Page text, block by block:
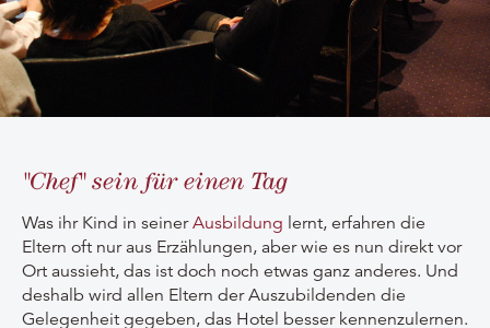
"Chef" sein für einen Tag
Was ihr Kind in seinerAusbildung lernt, erfahren die
Eltern oft nur aus Erzählungen, aber wie es nun direkt vor
Ort aussieht, das ist doch noch etwas ganz anderes. Und
deshalb wird allen Eltern der Auszubildenden die
Gelegenheit gegeben, das Hotel besser kennenzulernen.